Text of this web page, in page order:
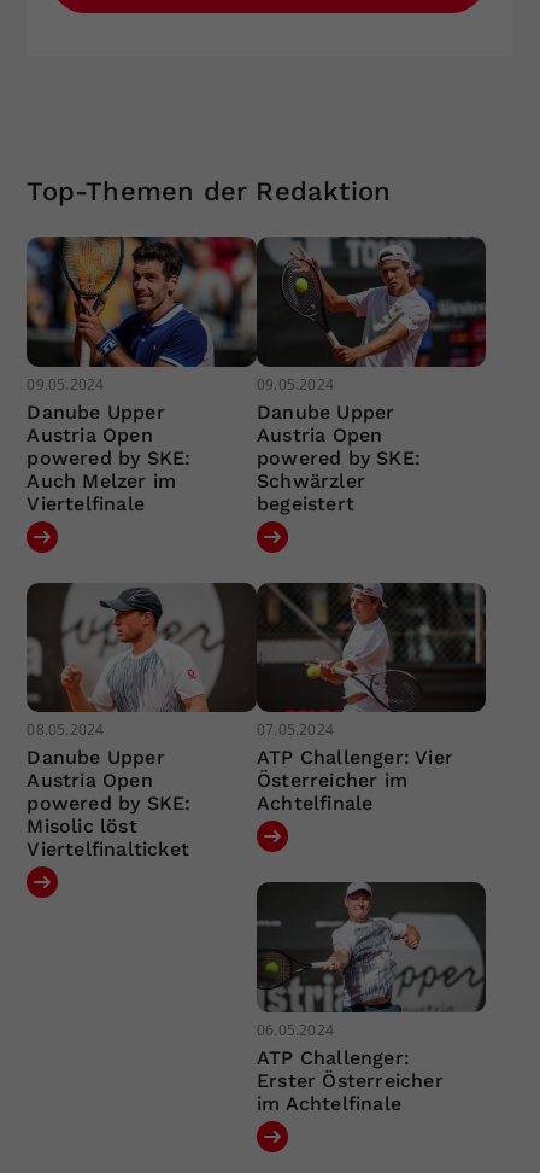
Top-Themen der Redaktion
09.05.2024
Danube Upper
Austria Open
powered by SKE:
Auch Melzer im
Viertelfinale
09.05.2024
Danube Upper
Austria Open
powered by SKE:
Schwärzler
begeistert
08.05.2024
Danube Upper
Austria Open
powered by SKE:
Misolic löst
Viertelfinalticket
07.05.2024
ATP Challenger: Vier
Österreicher im
Achtelfinale
06.05.2024
ATP Challenger:
Erster Österreicher
im Achtelfinale